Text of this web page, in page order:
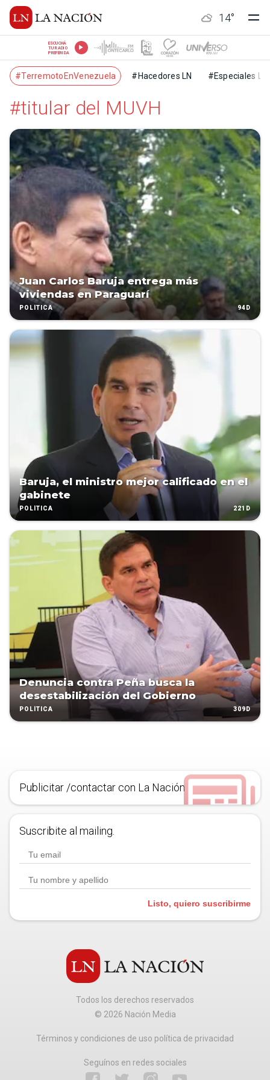
14°
ESCUCHÁ
TU RADIO
PREFERIDA
#TerremotoEnVenezuela #Hacedores LN #Especiales LN
#titular del MUVH
Juan Carlos Baruja entrega más
viviendas en Paraguarí
POLÍTICA 94D
Baruja, el ministro mejor calificado en el
gabinete
POLÍTICA 221D
Denuncia contra Peña busca la
desestabilización del Gobierno
POLÍTICA 309D
Publicitar /contactar con La Nación
Suscribite al mailing.
Listo, quiero suscribirme
Todos los derechos reservados
© 2026 Nación Media
Términos y condiciones de uso política de privacidad
Seguínos en redes sociales